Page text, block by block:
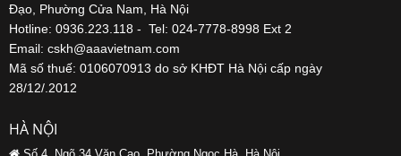
Đạo, Phường Cửa Nam, Hà Nội
Hotline: 0936.223.118 - Tel: 024-7778-8998 Ext 2
Email: cskh@aaavietnam.com
Mã số thuế: 0106070913 do sở KHĐT Hà Nội cấp ngày
28/12/.2012
HÀ NỘI